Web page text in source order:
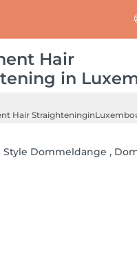
Hair
in
Hair Straighteningin